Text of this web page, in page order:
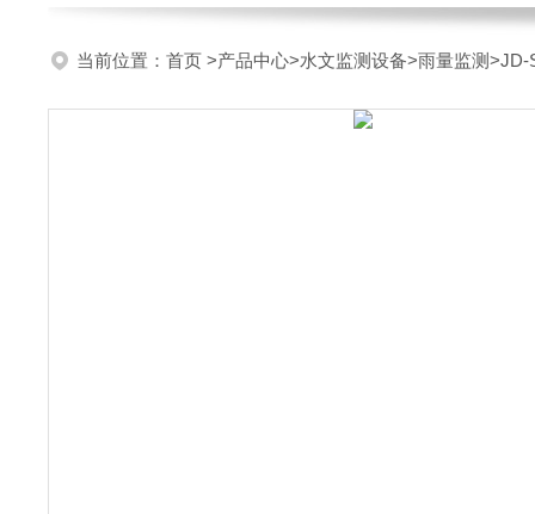
当前位置： 首页 >产品中心>水文监测设备>雨量监测>JD-